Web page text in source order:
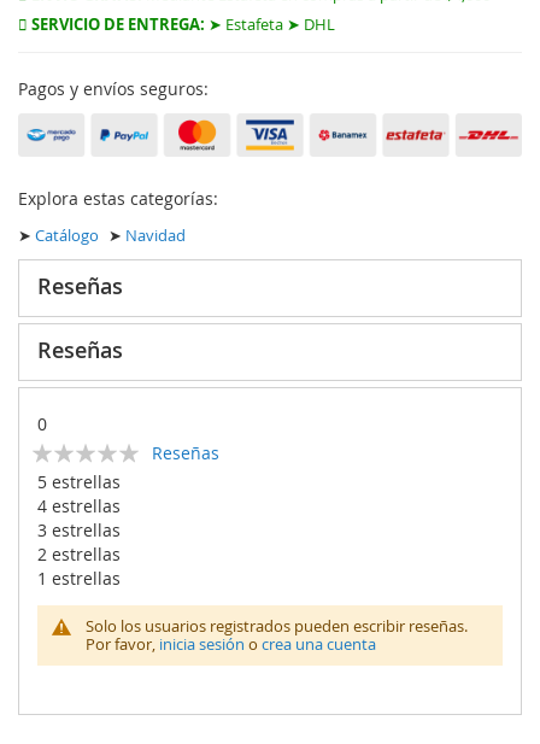
SERVICIO DE ENTREGA: ➤ Estafeta ➤ DHL
Pagos y envíos seguros:
Explora estas categorías:
➤ Catálogo ➤ Navidad
Reseñas
Reseñas
0
Calificación:
% of100
Reseñas
5 estrellas
4 estrellas
3 estrellas
2 estrellas
1 estrellas
Solo los usuarios registrados pueden escribir reseñas.
Por favor, inicia sesión o crea una cuenta